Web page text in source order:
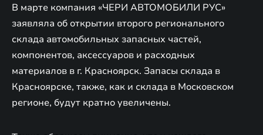
В марте компания «ЧЕРИ АВТОМОБИЛИ РУС»
заявляла об открытии второго регионального
склада автомобильных запасных частей,
компонентов, аксессуаров и расходных
материалов в г. Красноярск. Запасы склада в
Красноярске, также, как и склада в Московском
регионе, будут кратно увеличены.